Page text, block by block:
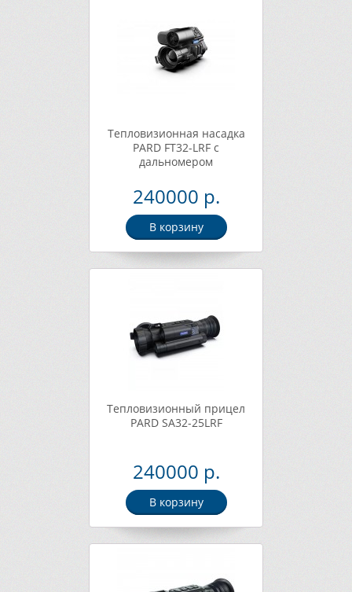
Тепловизионная насадка
PARD FT32-LRF с
дальномером
240000 р.
В корзину
Тепловизионный прицел
PARD SA32-25LRF
240000 р.
В корзину